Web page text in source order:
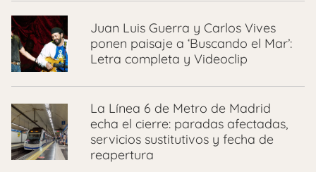
Juan Luis Guerra y Carlos Vives
ponen paisaje a ‘Buscando el Mar’:
Letra completa y Videoclip
La Línea 6 de Metro de Madrid
echa el cierre: paradas afectadas,
servicios sustitutivos y fecha de
reapertura